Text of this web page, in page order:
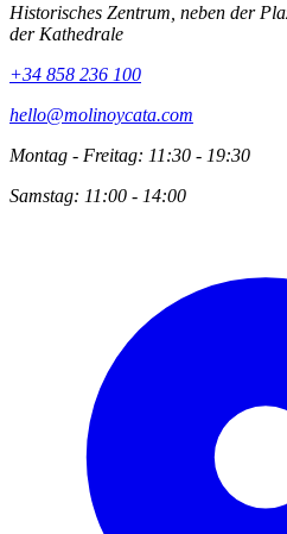
Historisches Zentrum, neben der
der Kathedrale
+34 858 236 100
hello@molinoycata.com
Montag - Freitag: 11:30 - 19:30
Samstag: 11:00 - 14:00